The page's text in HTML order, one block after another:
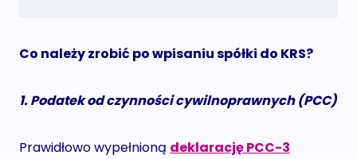
Co należy zrobić po wpisaniu spółki do KRS?
1. Podatek od czynności cywilnoprawnych (PCC)
Prawidłowo wypełnioną deklarację PCC-3